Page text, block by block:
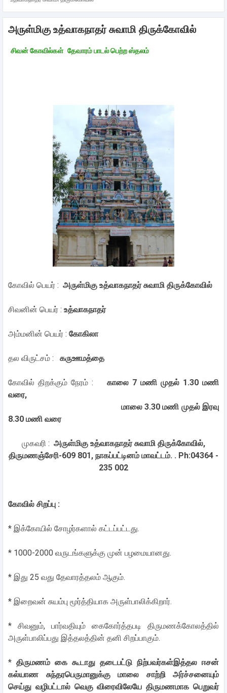
அருள்மிகு உத்வாகநாதர் சுவாமி திருக்கோவில்
சிவன் கோவில்கள் தேவாரம் பாடல் பெற்ற ஸ்தலம்
கோவில் பெயர் : அருள்மிகு உத்வாகநாதர் சுவாமி திருக்கோவில்
சிவனின் பெயர் : உத்வாகநாதர்
அம்மனின் பெயர் : கோகிலா
தல விருட்சம் : கருஊமத்தை
கோவில் திறக்கும் நேரம் :காலை 7 மணி முதல் 1.30 மணி
வரை,
மாலை 3.30 மணி முதல் இரவு
8.30 மணி வரை
முகவரி : அருள்மிகு உத்வாகநாதர் சுவாமி திருக்கோவில்,
திருமணஞ்சேரி-609 801, நாகப்பட்டினம் மாவட்டம். . Ph:04364 -
235 002
கோவில் சிறப்பு :
* இக்கோயில் சோழர்களால் கட்டப்பட்டது.
* 1000-2000 வருடங்களுக்கு முன் பழமையானது.
* இது 25 வது தேவாரத்தலம் ஆகும்.
* இறைவன் சுயம்பு மூர்த்தியாக அருள்பாலிக்கிறார்.
* சிவனும், பார்வதியும் கைகோர்த்தபடி திருமணக்கோலத்தில்
அருள்பாலிப்பது இத்தலத்தின் தனி சிறப்பாகும்.
* திருமணம் கை கூடாது தடைபட்டு நிற்பவர்கள்இத்தல ஈசன்
கல்யாண சுந்தரபெருமானுக்கு மாலை சாற்றி அர்ச்சனையும்
செய்து வழிபட்டால் வெகு விரைவிலேயே திருமணமாக பெறுவர்